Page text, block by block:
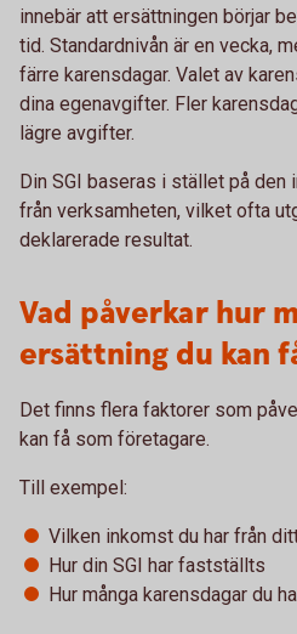
innebär att ersättningen börjar
tid. Standardnivån är en vecka,
färre karensdagar. Valet av
dina egenavgifter. Fler
lägre avgifter.
Din SGI baseras i stället på
från verksamheten, vilket ofta
deklarerade resultat.
Vad påverkar hur
ersättning du kan
Det finns flera faktorer som
kan få som företagare.
Till exempel:
Vilken inkomst du har från
Hur din SGI har fastställts
Hur många karensdagar du